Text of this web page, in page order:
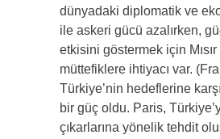
dünyadaki diplomatik ve
ile askeri gücü azalırken,
etkisini göstermek için
müttefiklere ihtiyacı var.
Türkiye’nin hedeflerine
bir güç oldu. Paris,
çıkarlarına yönelik tehdit